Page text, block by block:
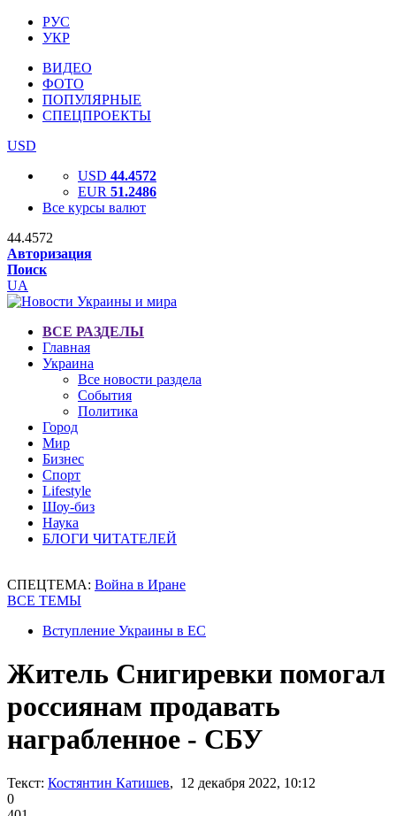
РУС
УКР
ВИДЕО
ФОТО
ПОПУЛЯРНЫЕ
СПЕЦПРОЕКТЫ
USD
USD 44.4572
EUR 51.2486
Все курсы валют
44.4572
Авторизация
Поиск
UA
ВСЕ РАЗДЕЛЫ
Главная
Украина
Все новости раздела
События
Политика
Город
Мир
Бизнес
Спорт
Lifestyle
Шоу-биз
Наука
БЛОГИ ЧИТАТЕЛЕЙ
СПЕЦТЕМА: Война в Иране
ВСЕ ТЕМЫ
Вступление Украины в ЕС
Житель Снигиревки помогал
россиянам продавать
награбленное - СБУ
Текст: Костянтин Катишев, 12 декабря 2022, 10:12
0